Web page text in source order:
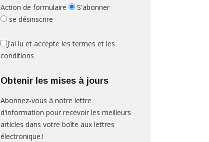
Action de formulaire
S'abonner
se désinscrire
J'ai lu et accepte les termes et les
conditions
Obtenir les mises à jours
Abonnez-vous à notre lettre
d'information pour recevoir les meilleurs
articles dans votre boîte aux lettres
électronique.!